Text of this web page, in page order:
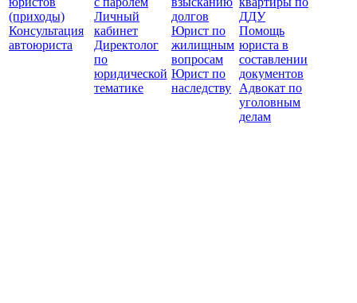
(приходы)
Консультация
автоюриста
Личный
кабинет
Директолог
по
юридической
тематике
долгов
Юрист по
жилищным
вопросам
Юрист по
наследству
ДДУ
Помощь
юриста в
составлении
документов
Адвокат по
уголовным
делам